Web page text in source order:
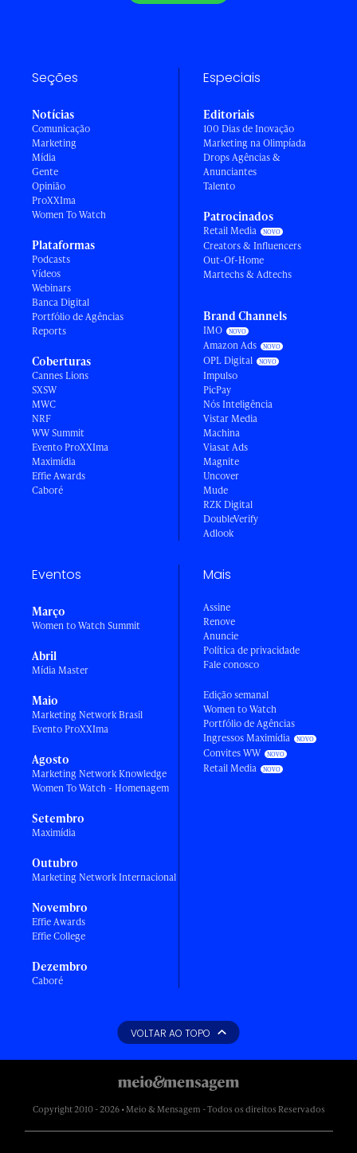
Seções
Notícias
Comunicação
Marketing
Mídia
Gente
Opinião
ProXXIma
Women To Watch
Plataformas
Podcasts
Vídeos
Webinars
Banca Digital
Portfólio de Agências
Reports
Coberturas
Cannes Lions
SXSW
MWC
NRF
WW Summit
Evento ProXXIma
Maximídia
Effie Awards
Caboré
Especiais
Editoriais
100 Dias de Inovação
Marketing na Olimpíada
Drops Agências &
Anunciantes
Talento
Patrocinados
Retail Media
Creators & Influencers
Out-Of-Home
Martechs & Adtechs
Brand Channels
IMO
Amazon Ads
OPL Digital
Impulso
PicPay
Nós Inteligência
Vistar Media
Machina
Viasat Ads
Magnite
Uncover
Mude
RZK Digital
DoubleVerify
Adlook
Eventos
Março
Women to Watch Summit
Abril
Mídia Master
Maio
Marketing Network Brasil
Evento ProXXIma
Agosto
Marketing Network Knowledge
Women To Watch - Homenagem
Setembro
Maximídia
Outubro
Marketing Network Internacional
Novembro
Effie Awards
Effie College
Dezembro
Caboré
Mais
Assine
Renove
Anuncie
Política de privacidade
Fale conosco
Edição semanal
Women to Watch
Portfólio de Agências
Ingressos Maximídia
Convites WW
Retail Media
VOLTAR AO TOPO
Copyright 2010 - 2026 • Meio & Mensagem - Todos os direitos Reservados